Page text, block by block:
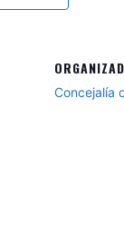
Concejalía